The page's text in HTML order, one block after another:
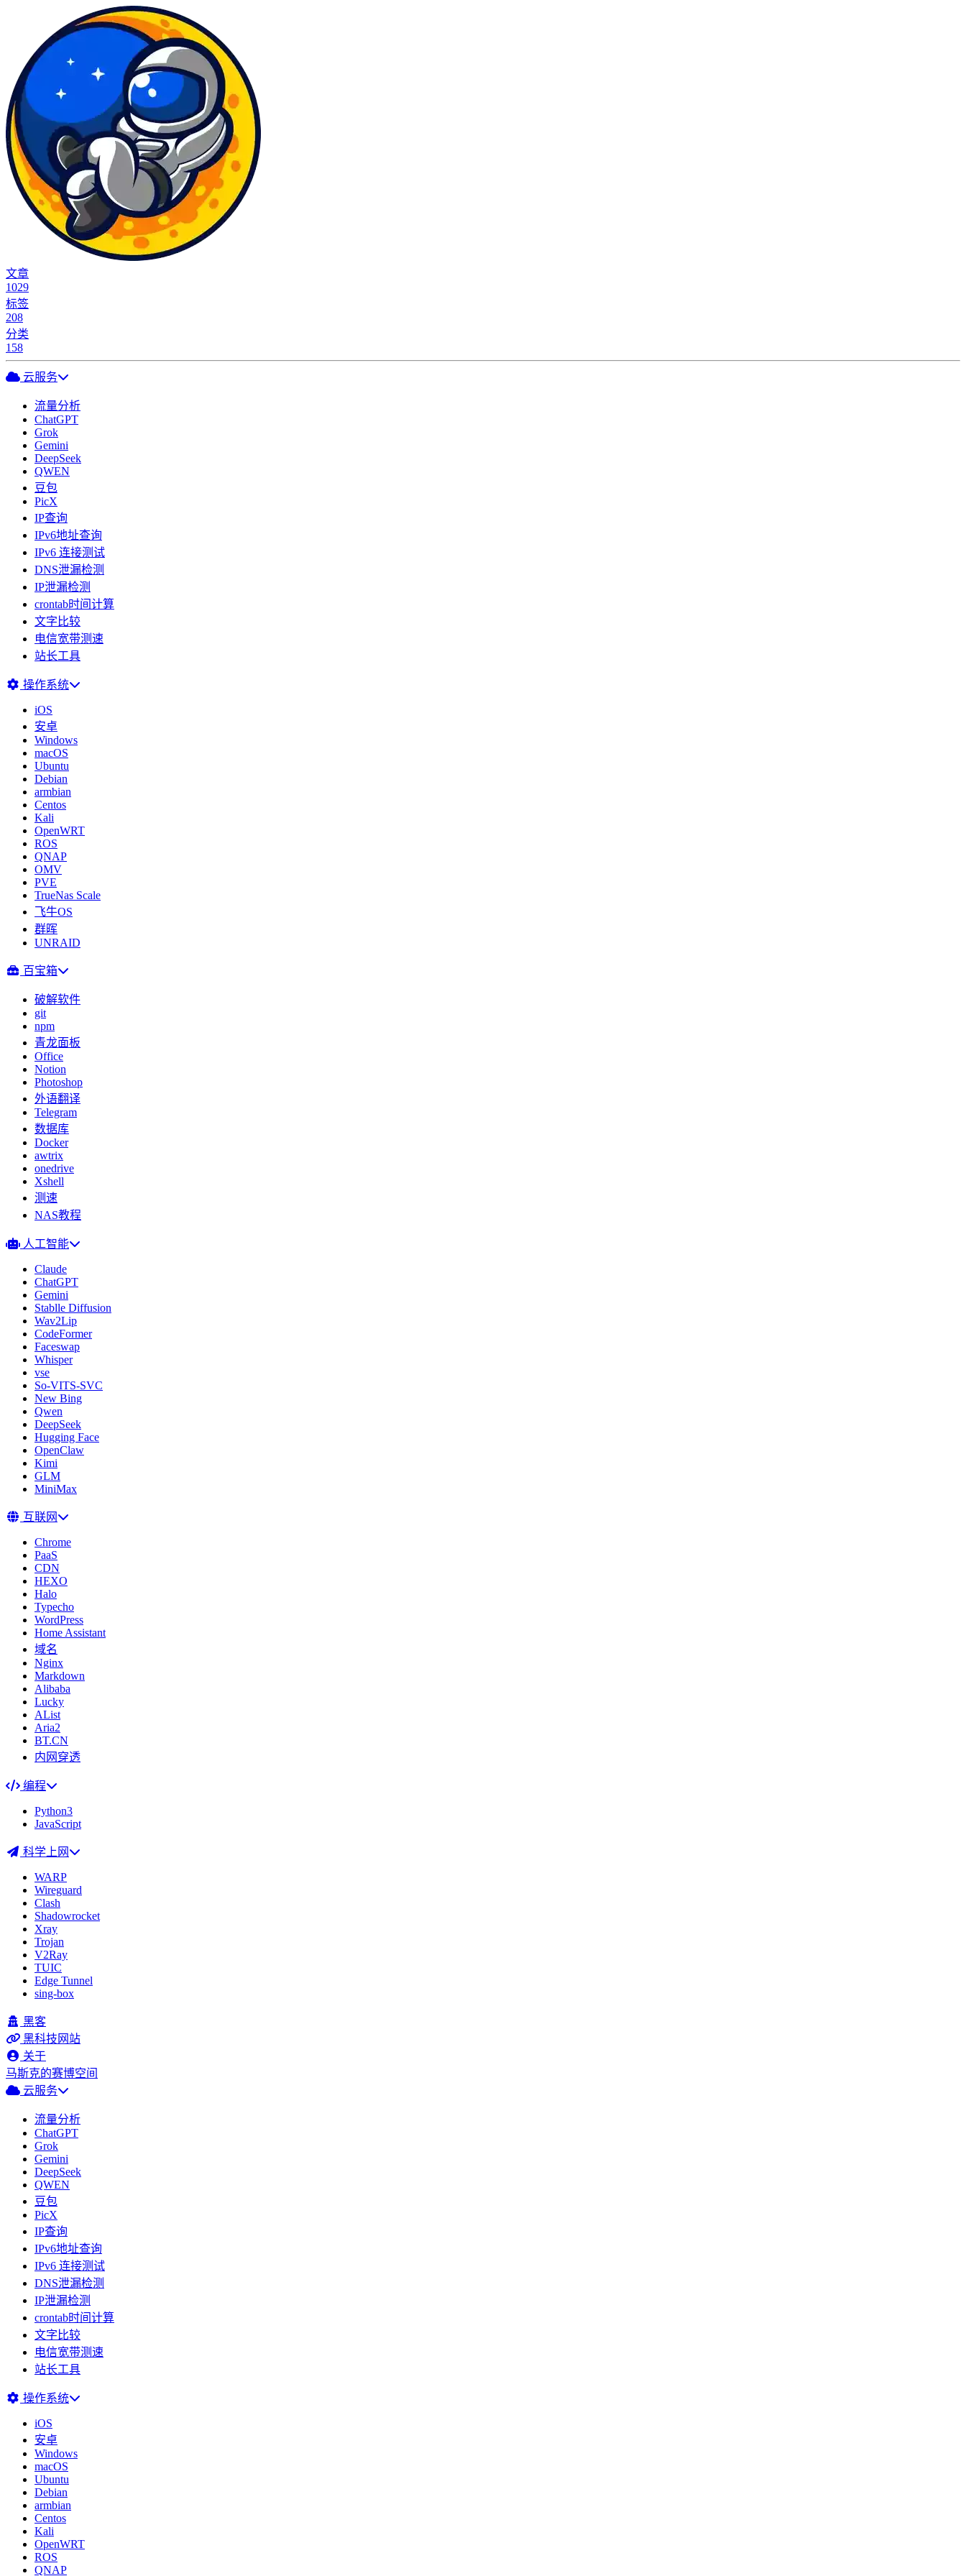
文章
1029
标签
208
分类
158
云服务
流量分析
ChatGPT
Grok
Gemini
DeepSeek
QWEN
豆包
PicX
IP查询
IPv6地址查询
IPv6 连接测试
DNS泄漏检测
IP泄漏检测
crontab时间计算
文字比较
电信宽带测速
站长工具
操作系统
iOS
安卓
Windows
macOS
Ubuntu
Debian
armbian
Centos
Kali
OpenWRT
ROS
QNAP
OMV
PVE
TrueNas Scale
飞牛OS
群晖
UNRAID
百宝箱
破解软件
git
npm
青龙面板
Office
Notion
Photoshop
外语翻译
Telegram
数据库
Docker
awtrix
onedrive
Xshell
测速
NAS教程
人工智能
Claude
ChatGPT
Gemini
Stablle Diffusion
Wav2Lip
CodeFormer
Faceswap
Whisper
vse
So-VITS-SVC
New Bing
Qwen
DeepSeek
Hugging Face
OpenClaw
Kimi
GLM
MiniMax
互联网
Chrome
PaaS
CDN
HEXO
Halo
Typecho
WordPress
Home Assistant
域名
Nginx
Markdown
Alibaba
Lucky
AList
Aria2
BT.CN
内网穿透
编程
Python3
JavaScript
科学上网
WARP
Wireguard
Clash
Shadowrocket
Xray
Trojan
V2Ray
TUIC
Edge Tunnel
sing-box
黑客
黑科技网站
关于
马斯克的赛博空间
云服务
流量分析
ChatGPT
Grok
Gemini
DeepSeek
QWEN
豆包
PicX
IP查询
IPv6地址查询
IPv6 连接测试
DNS泄漏检测
IP泄漏检测
crontab时间计算
文字比较
电信宽带测速
站长工具
操作系统
iOS
安卓
Windows
macOS
Ubuntu
Debian
armbian
Centos
Kali
OpenWRT
ROS
QNAP